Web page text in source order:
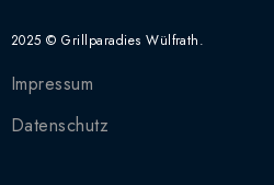
2025 © Grillparadies Wülfrath.
Impressum
Datenschutz